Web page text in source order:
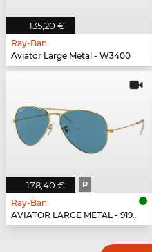
135,20 €
Ray-Ban
Aviator Large Metal - W3400
178,40 € P
Ray-Ban
AVIATOR LARGE METAL - 9196S2